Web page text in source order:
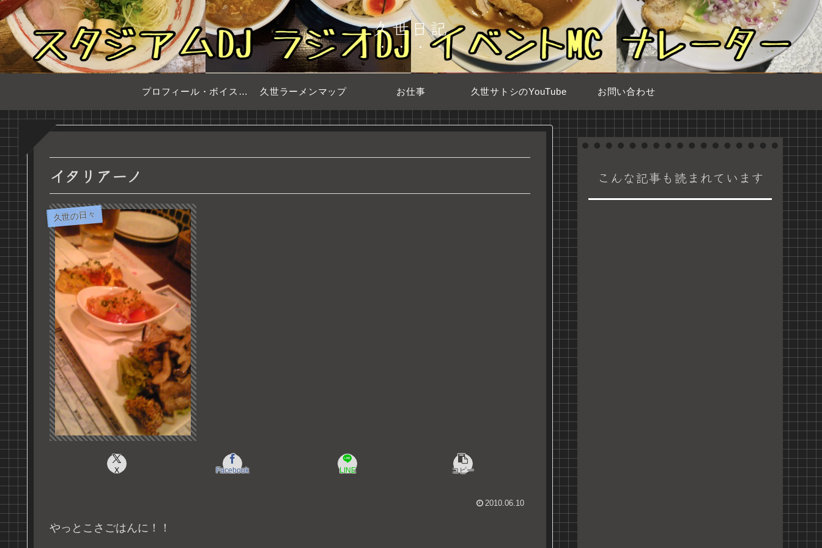
久世日記
プロフィール・ボイスサンプル 久世ラーメンマップ お仕事 久世サトシのYouTube お問い合わせ
イタリアーノ
久世の日々
X Facebook LINE コピー
2010.06.10
やっとこさごはんに！！
こんな記事も読まれています